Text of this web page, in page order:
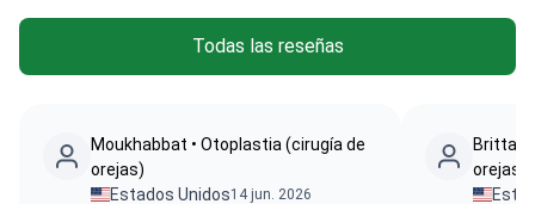
Todas las reseñas
Moukhabbat • Otoplastia (cirugía de
orejas)
Estados Unidos14 jun. 2026
orejas)